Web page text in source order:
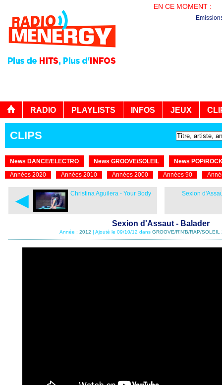
EN CE MOMENT :
RADIO PLAYLISTS INFOS JEUX
CLIPS
News DANCE/ELECTRO News GROOVE/SOLEIL
News POP/
Années 2020
Années 2010 Années 2000 Années 90
◄ Christina Aguilera - Your Body Sexion
Sexion d'Assaut - Balader
Année : 2012 | Ajouté le 09/10/12 dans GROOVE/R'N'B/RAP/SOLEIL